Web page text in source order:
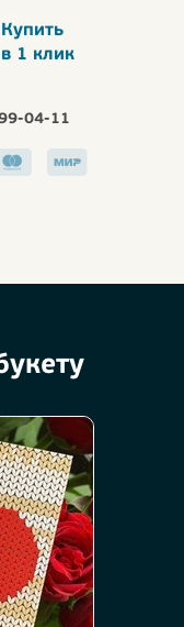
Купить
в 1 клик
04-11